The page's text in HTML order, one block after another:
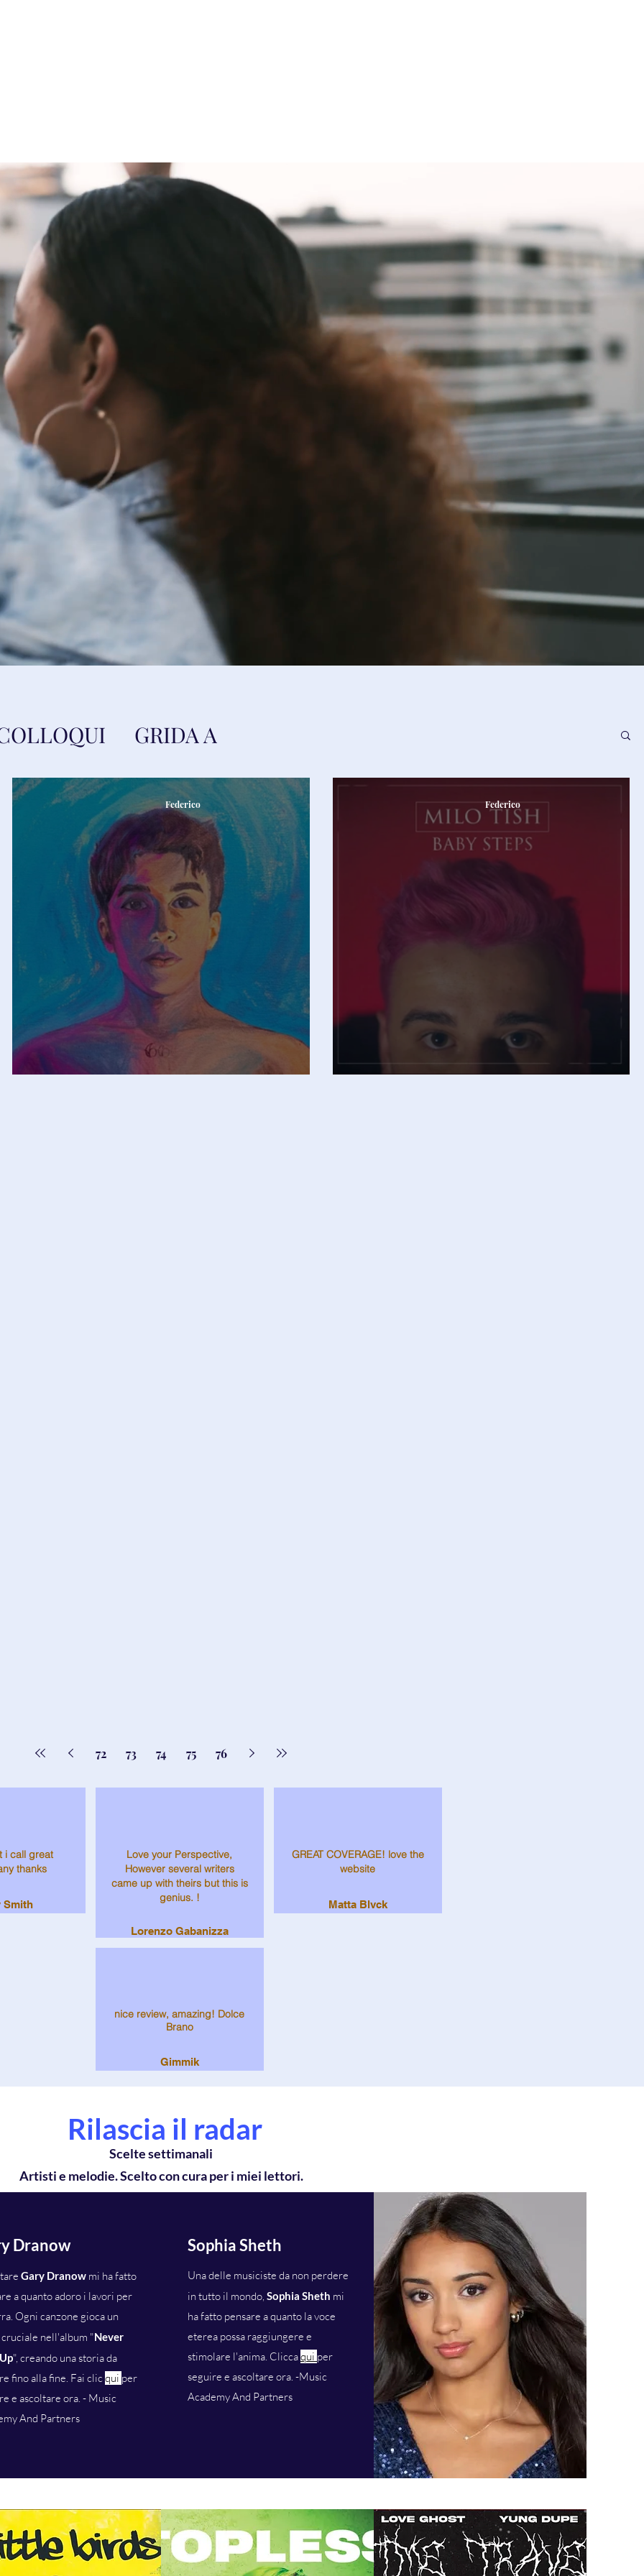
GRIDA A
“SAD BOY” di Dani Twice
Federico
“BABY STEPS” di Milo Tish
Federico
72 73 74 75 76
i call great
thanks
Smith
Love your Perspective,
However several writers
came up with theirs but this is
genius. !
Lorenzo Gabanizza
GREAT COVERAGE! love the
website
Matta Blvck
nice review, amazing! Dolce
Brano
Gimmik
Rilascia il radar
Scelte settimanali
Artisti e melodie. Scelto con cura per i miei lettori.
Dranow
Gary Dranow mi ha fatto
a quanto adoro i lavori per
Ogni canzone gioca un
nell'album "Never
", creando una storia da
fino alla fine. Fai clicqui per
e ascoltare ora. - Music
And Partners
Sophia Sheth
Una delle musiciste da non perdere
in tutto il mondo, Sophia Sheth mi
ha fatto pensare a quanto la voce
eterea possa raggiungere e
stimolare l'anima. Cliccaqui per
seguire e ascoltare ora. -Music
Academy And Partners